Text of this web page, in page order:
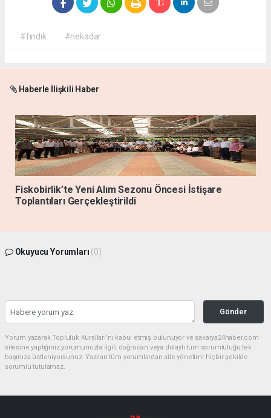
#fındık #nekadar
Haberle İlişkili Haber
Fiskobirlik’te Yeni Alım Sezonu Öncesi İstişare
Toplantıları Gerçekleştirildi
Okuyucu Yorumları (0)
Gönder
Yorum yazarak Topluluk Kuralları’nı kabul etmiş bulunuyor ve sakarya24haber.com
sitesine yaptığınız yorumunuzla ilgili doğrudan veya dolaylı tüm sorumluluğu tek
başınıza üstleniyorsunuz. Yazılan tüm yorumlardan site yönetimi hiçbir şekilde
sorumlu tutulamaz.